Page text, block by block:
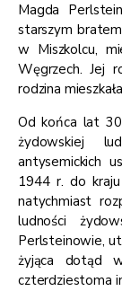
Magda
starszym
w Miszkolcu,
Węgrzech. Jej
rodzina
Od końca lat
żydowskiej
antysemickich
1944 r. do kraju
natychmiast
ludności
Perlsteinowie,
żyjąca dotąd
czterdziestoma